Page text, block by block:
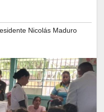
Nicolás Maduro